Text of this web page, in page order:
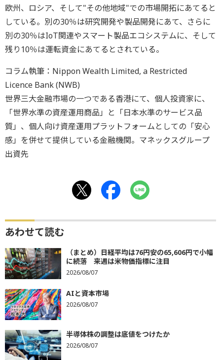
欧州、ロシア、そして"その他地域"での市場開拓にあてると
している。別の30％は研究開発や製品開発にあて、さらに
別の30％はIoT関連やスマート製品エコシステムに、そして
残り10％は運転資金にあてるとされている。
コラム執筆：Nippon Wealth Limited, a Restricted
Licence Bank (NWB)
世界三大金融市場の一つである香港にて、個人投資家に、
「世界水準の資産運用商品」と「日本水準のサービス品
質」、個人向け資産運用プラットフォームとしての「安心
感」を併せて提供している金融機関。マネックスグループ
出資先
あわせて読む
（まとめ）日経平均は76円安の65,606円で小幅
に続落 来週は米物価指標に注目
2026/08/07
AIと資本市場
2026/08/07
半導体株の調整は底値をつけたか
2026/08/07